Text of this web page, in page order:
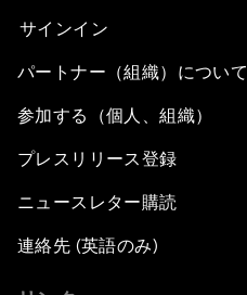
サインイン
パートナー（組織）について
参加する（個人、組織）
プレスリリース登録
ニュースレター購読
連絡先 (英語のみ)